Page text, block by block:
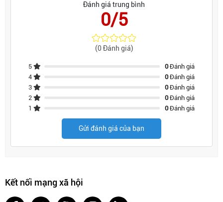
Đánh giá trung bình
0/5
(0 Đánh giá)
5 0Đánh giá
4
0Đánh giá
3
0Đánh giá
2
0Đánh giá
1
0Đánh giá
Gửi đánh giá của bạn
Kết nối mạng xã hội